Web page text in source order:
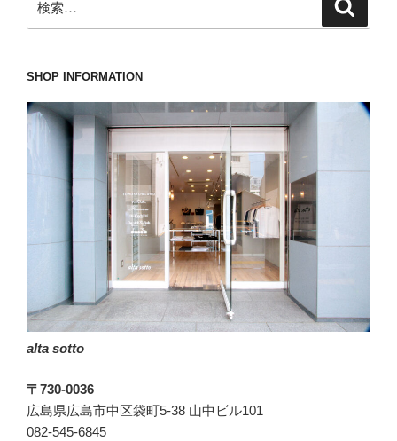
は
あ
た
う
い
い、
の
る
T-
JACKET。”
索:
SHOP INFORMATION
alta sotto
〒730-0036
広島県広島市中区袋町5-38 山中ビル101
082-545-6845